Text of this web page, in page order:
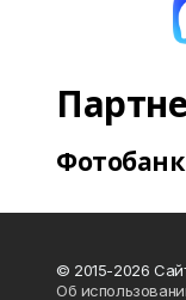
© 2015-2026
Об